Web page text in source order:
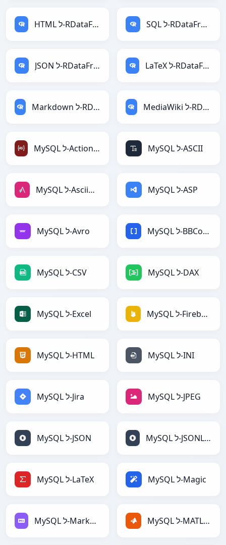
HTML ל-RDataFrame SQL ל-RDataFrame
JSON ל-RDataFrame LaTeX ל-RDataFrame
Markdown ל-RDataFrame MediaWiki ל-RDataFrame
MySQL ל-ActionScript MySQL ל-ASCII
MySQL ל-AsciiDoc MySQL ל-ASP
MySQL ל-Avro MySQL ל-BBCode
MySQL ל-CSV MySQL ל-DAX
MySQL ל-Excel MySQL ל-Firebase
MySQL ל-HTML MySQL ל-INI
MySQL ל-Jira MySQL ל-JPEG
MySQL ל-JSON MySQL ל-JSONLines
MySQL ל-LaTeX MySQL ל-Magic
MySQL ל-Markdown MySQL ל-MATLAB